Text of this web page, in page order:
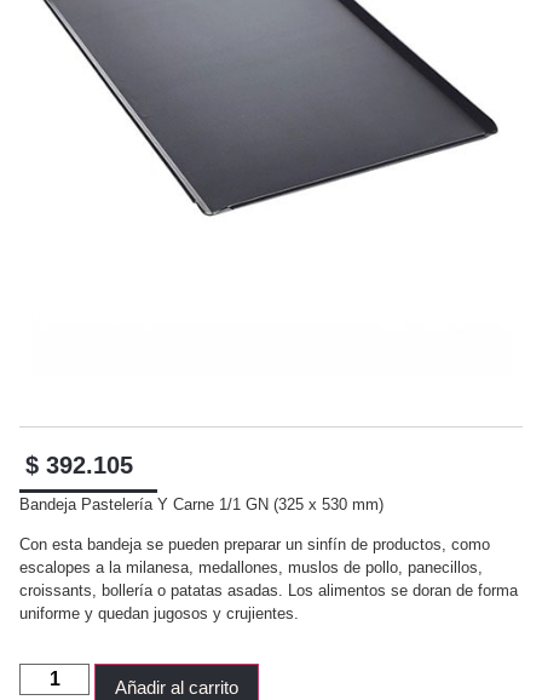
$ 392.105
Bandeja Pastelería Y Carne 1/1 GN (325 x 530 mm)
Con esta bandeja se pueden preparar un sinfín de productos, como
escalopes a la milanesa, medallones, muslos de pollo, panecillos,
croissants, bollería o patatas asadas. Los alimentos se doran de forma
uniforme y quedan jugosos y crujientes.
Añadir al carrito